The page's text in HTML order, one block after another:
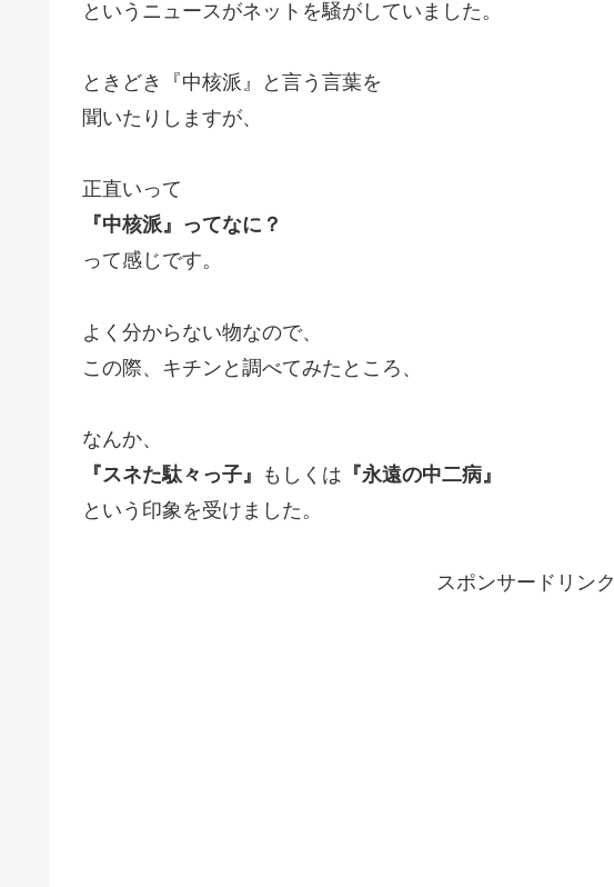
というニュースがネットを騒がしていました。
ときどき『中核派』と言う言葉を
聞いたりしますが、
正直いって
『中核派』ってなに？
って感じです。
よく分からない物なので、
この際、キチンと調べてみたところ、
なんか、
『スネた駄々っ子』
もしくは 『永遠の中二病』
という印象を受けました。
スポンサードリンク